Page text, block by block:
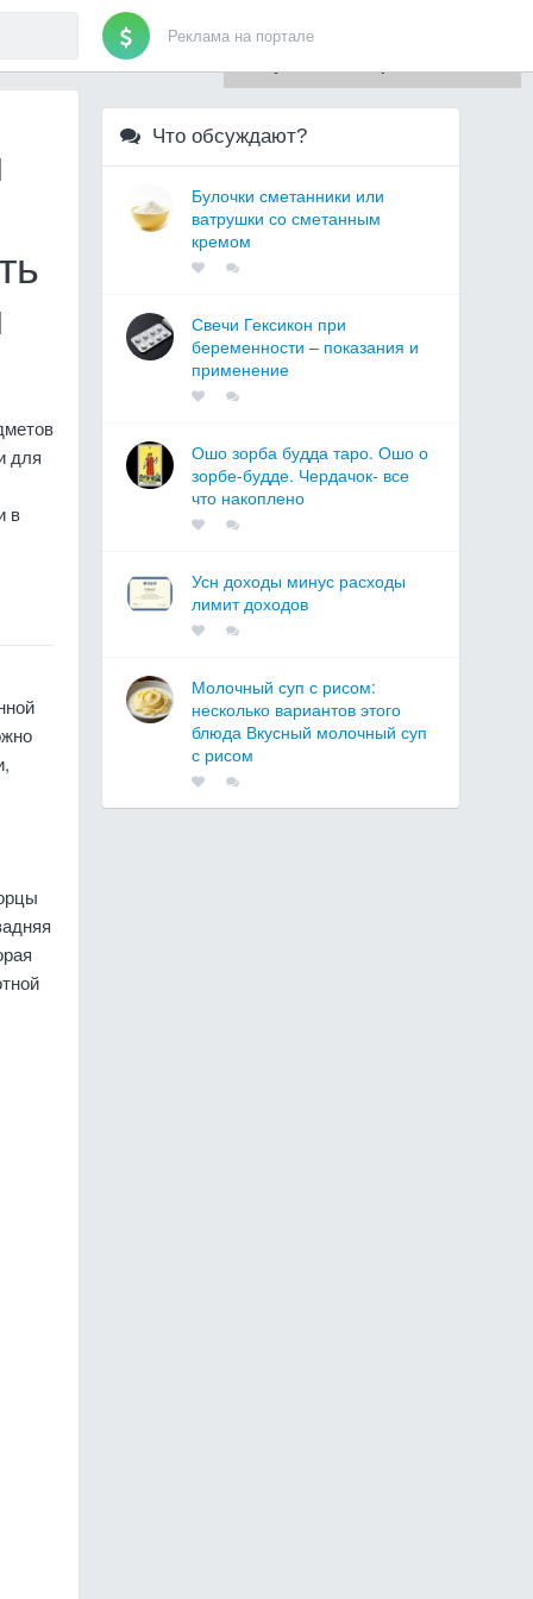
Реклама на портале
для
в
Что обсуждают?
Булочки сметанники или
ватрушки со сметанным
кремом
Свечи Гексикон при
беременности – показания и
применение
Ошо зорба будда таро. Ошо о
зорбе-будде. Чердачок- все
что накоплено
Усн доходы минус расходы
лимит доходов
Молочный суп с рисом:
несколько вариантов этого
блюда Вкусный молочный суп
с рисом
Для любых предложений по